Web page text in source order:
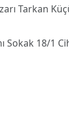
Tarkan
Sokak 18/1